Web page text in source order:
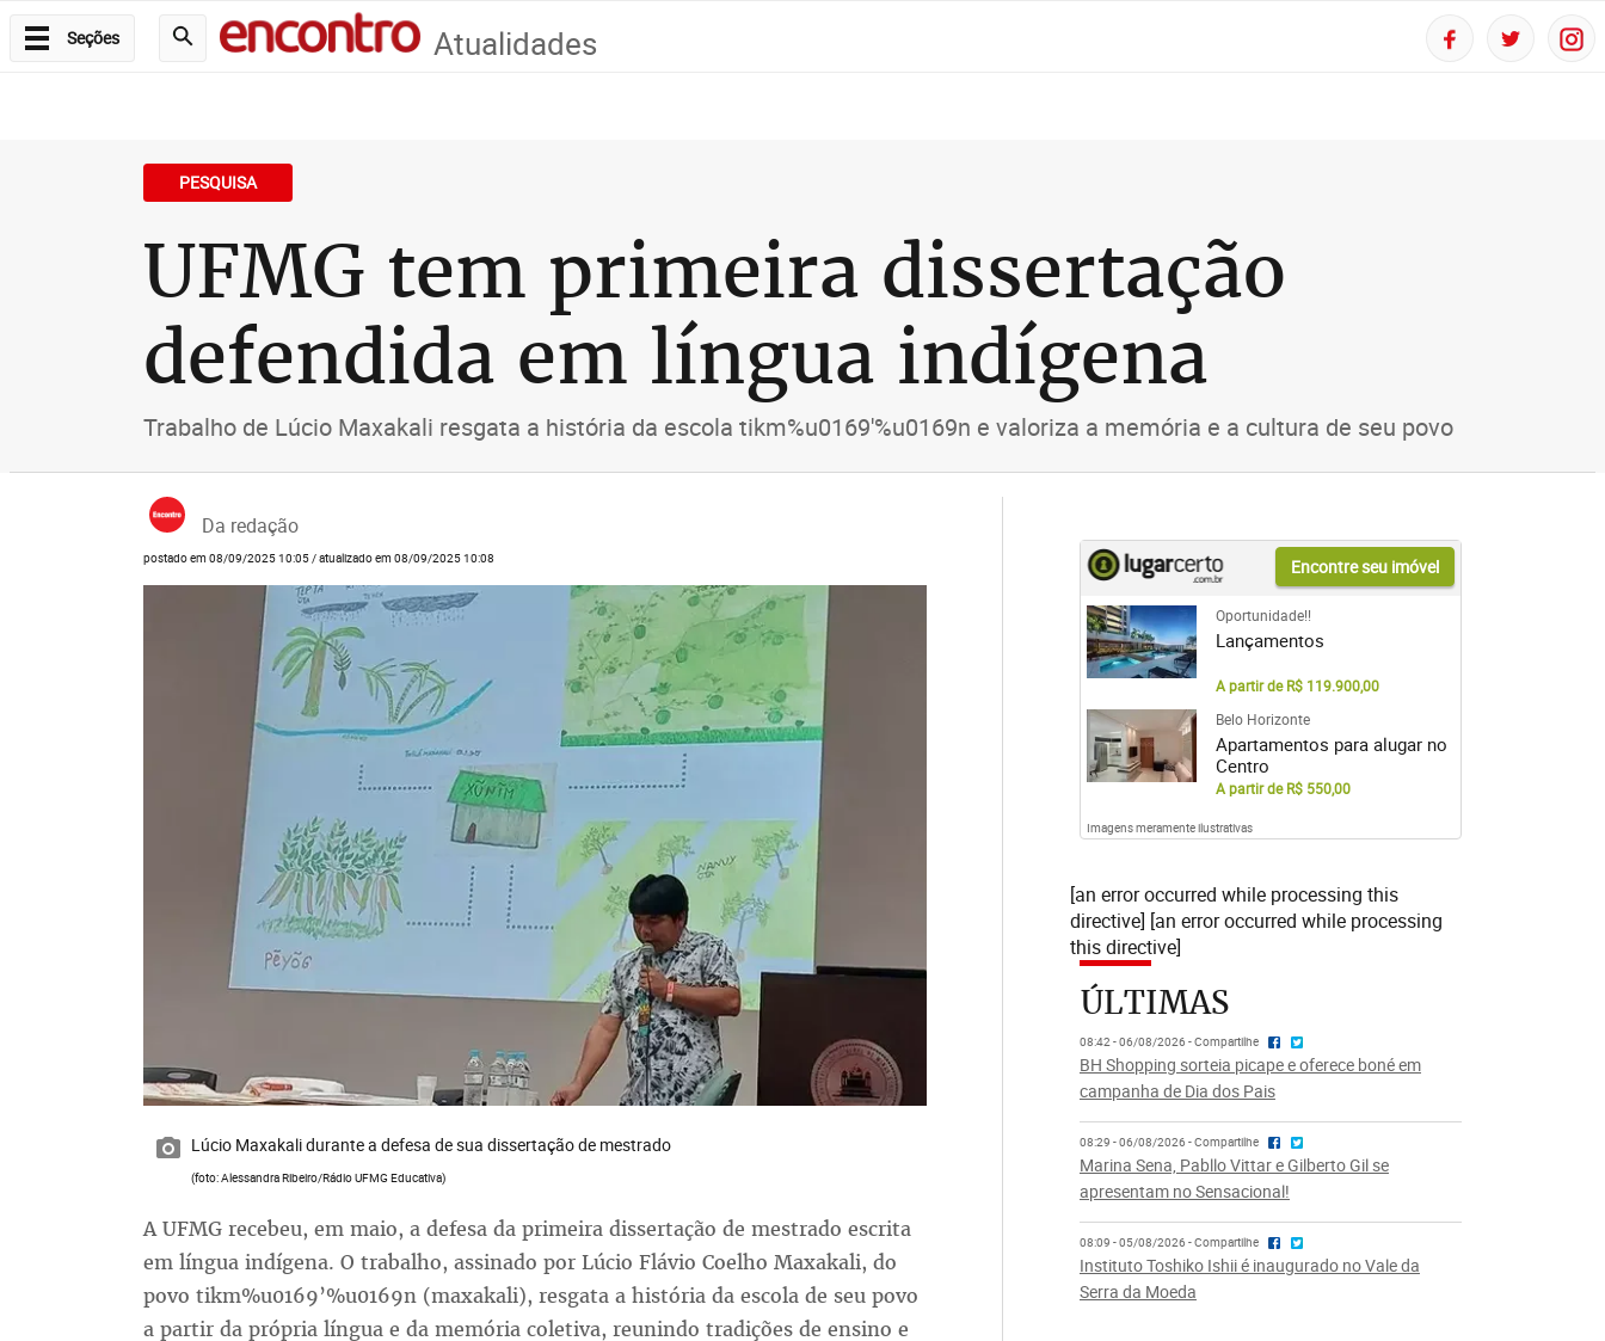
Seções Atualidades
PESQUISA
UFMG tem primeira dissertação
defendida em língua indígena
Trabalho de Lúcio Maxakali resgata a história da escola tikm%u0169'%u0169n e valoriza a memória e a cultura de seu povo
Da redação
postado em 08/09/2025 10:05 / atualizado em 08/09/2025 10:08
Lúcio Maxakali durante a defesa de sua dissertação de mestrado
(foto: Alessandra Ribeiro/Rádio UFMG Educativa)
A UFMG recebeu, em maio, a defesa da primeira dissertação de mestrado escrita
em língua indígena. O trabalho, assinado por Lúcio Flávio Coelho Maxakali, do
povo tikm%u0169’%u0169n (maxakali), resgata a história da escola de seu povo
a partir da própria língua e da memória coletiva, reunindo tradições de ensino e
Encontre seu imóvel
Oportunidade!!
Lançamentos
A partir de R$ 119.900,00
Belo Horizonte
Apartamentos para alugar no
Centro
A partir de R$ 550,00
Imagens meramente ilustrativas
[an error occurred while processing this
directive] [an error occurred while processing
this directive]
ÚLTIMAS
08:42 - 06/08/2026 - Compartilhe
BH Shopping sorteia picape e oferece boné em
campanha de Dia dos Pais
08:29 - 06/08/2026 - Compartilhe
Marina Sena, Pabllo Vittar e Gilberto Gil se
apresentam no Sensacional!
08:09 - 05/08/2026 - Compartilhe
Instituto Toshiko Ishii é inaugurado no Vale da
Serra da Moeda